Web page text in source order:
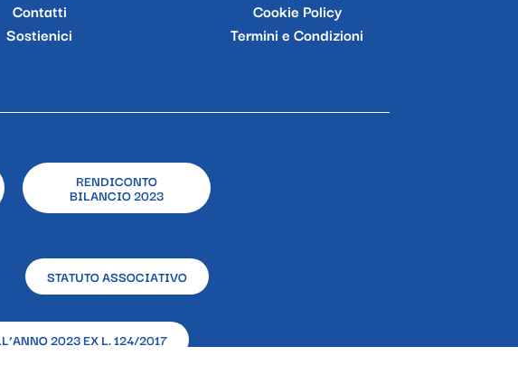
Contatti
Sostienici
Cookie Policy
Termini e Condizioni
RENDICONTO
BILANCIO 2023
STATUTO ASSOCIATIVO
2023 EX L. 124/2017